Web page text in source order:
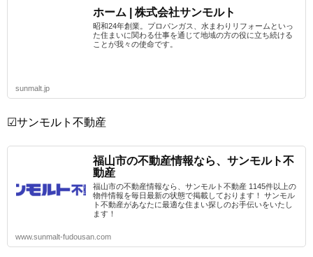
ホーム | 株式会社サンモルト
昭和24年創業。プロパンガス、水まわりリフォームといっ
た住まいに関わる仕事を通じて地域の方の役に立ち続ける
ことが我々の使命です。
sunmalt.jp
☑サンモルト不動産
福山市の不動産情報なら、サンモルト不
動産
福山市の不動産情報なら、サンモルト不動産 1145件以上の
物件情報を毎日最新の状態で掲載しております！ サンモル
ト不動産があなたに最適な住まい探しのお手伝いをいたし
ます！
www.sunmalt-fudousan.com